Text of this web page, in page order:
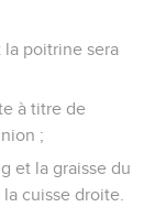
la poitrine sera
à titre de
;
et la graisse du
cuisse droite.